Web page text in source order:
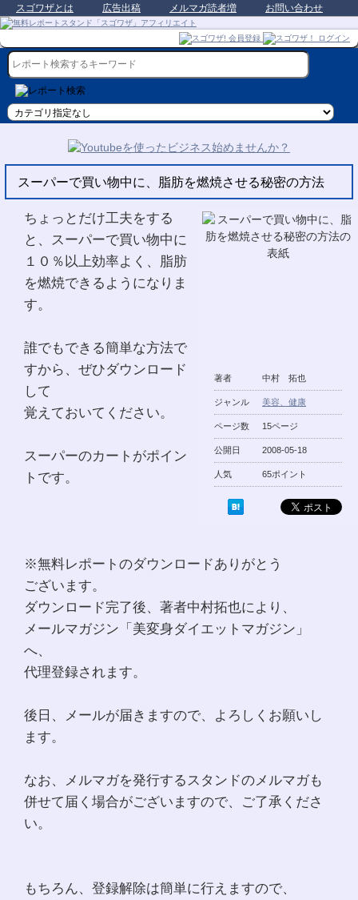
スゴワザとは 広告出稿 メルマガ読者増 お問い合わせ
スーパーで買い物中に、脂肪を燃焼させる秘密の方法
著者 中村 拓也
ジャンル 美容、健康
ページ数 15ページ
公開日 2008-05-18
人気 65ポイント
ちょっとだけ工夫をする
と、スーパーで買い物中に
１０％以上効率よく、脂肪
を燃焼できるようになりま
す。
誰でもできる簡単な方法で
すから、ぜひダウンロード
して
覚えておいてください。
スーパーのカートがポイン
トです。
※無料レポートのダウンロードありがとう
ございます。
ダウンロード完了後、著者中村拓也により、
メールマガジン「美変身ダイエットマガジン」
へ、
代理登録されます。
後日、メールが届きますので、よろしくお願いし
ます。
なお、メルマガを発行するスタンドのメルマガも
併せて届く場合がございますので、ご了承くださ
い。
もちろん、登録解除は簡単に行えますので、